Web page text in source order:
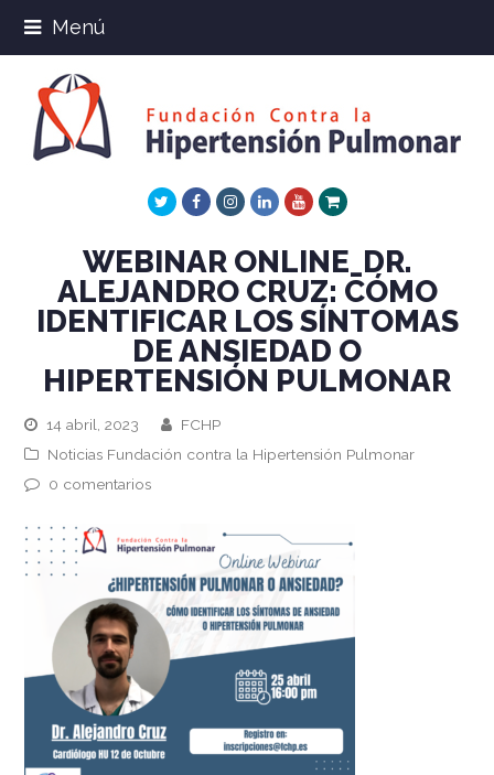
Menú
TwitterFacebookInstagram
LinkedInYoutube
Xing
WEBINAR ONLINE_DR.
ALEJANDRO CRUZ: CÓMO
IDENTIFICAR LOS SÍNTOMAS
DE ANSIEDAD O
HIPERTENSIÓN PULMONAR
14 abril, 2023
FCHP
Noticias Fundación contra la Hipertensión Pulmonar
0 comentarios